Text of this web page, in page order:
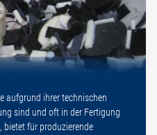
aufgrund ihrer technischen
sind und oft in der Fertigung
bietet für produzierende